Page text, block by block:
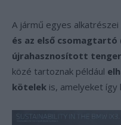
A jármű egyes alkatrészei
és az első csomagtartó
újrahasznosított
közé tartoznak például
kötelek is, amelyeket